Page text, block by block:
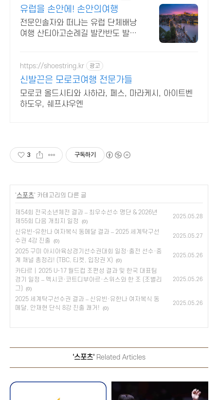
유럽을 손안에! 손안의여행
전문인솔자와 떠나는 유럽 단체배낭
여행 산티아고순례길 발칸반도 발틱
유럽 세미팩제공
https://shoestring.kr 광고
신발끈은 모로코여행 전문가들
모로코 올드시티와 사하라, 페스, 마라케시, 아이트벤
하도우, 쉐프샤우엔
3 구독하기
'스포츠' 카테고리의 다른 글
제54회 전국소년체전 결과 – 최우수선수 명단 & 2026년
제55회 다음 개최지 일정
(0)
2025.05.28
신유빈-유한나 여자복식 동메달 결과 – 2025 세계탁구선
수권 4강 진출
(0)
2025.05.27
2025 구미 아시아육상경기선수권대회 일정·출전 선수·중
계 채널 총정리! (TBC, 티켓, 입장권 X)
(0)
2025.05.26
카타르｜2025 U-17 월드컵 조편성 결과 및 한국 대표팀
경기 일정 – 멕시코·코트디부아르·스위스와 한 조 (조별리
그)
(0)
2025.05.26
2025 세계탁구선수권 결과 – 신유빈·유한나 여자복식 동
메달, 안재현 단식 8강 진출 쾌거!
(0)
2025.05.26
'스포츠' Related Articles